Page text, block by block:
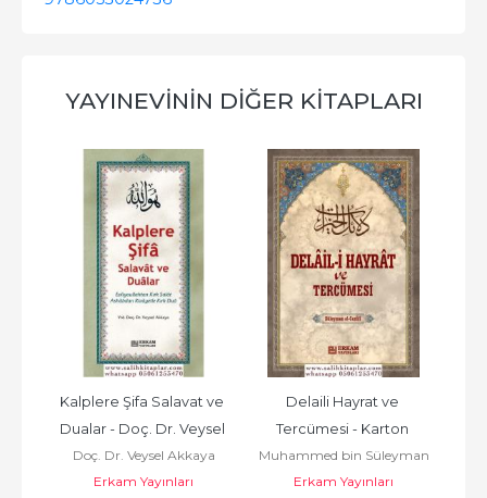
YAYINEVININ DIĞER KITAPLARI
Kalplere Şifa Salavat ve
Dualar - Doç. Dr. Veysel
Akkaya
Doç. Dr. Veysel Akkaya
Erkam Yayınları
Delaili Hayrat ve
Tercümesi - Karton
Kapak - Büyük boy -16x23
cm -...
Muhammed bin Süleyman
el Cezüli
Erkam Yayınları